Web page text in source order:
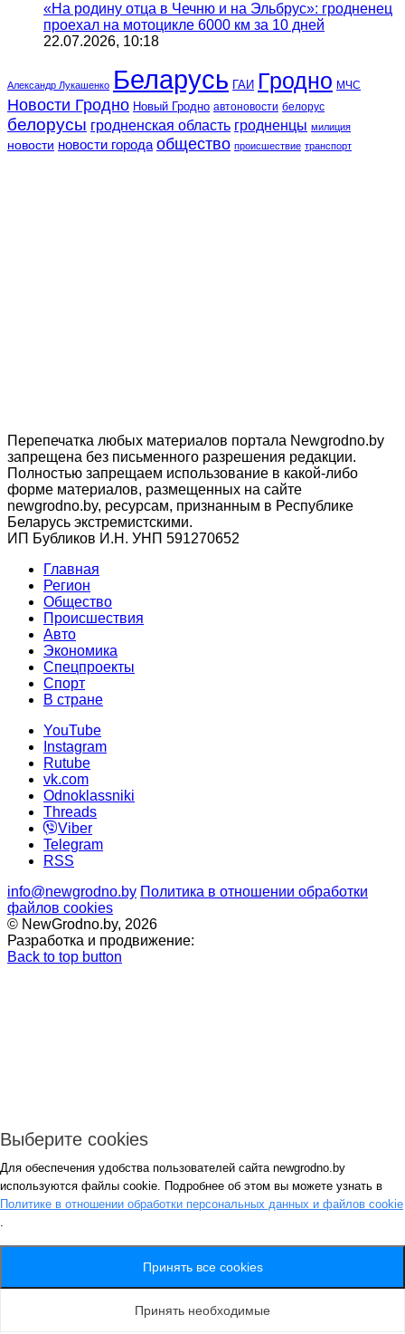
«На родину отца в Чечню и на Эльбрус»: гродненец
проехал на мотоцикле 6000 км за 10 дней
22.07.2026, 10:18
Александр Лукашенко Беларусь ГАИ Гродно МЧС
Новости Гродно Новый Гродно автоновости белорус
белорусы гродненская область гродненцы милиция
новости новости города общество происшествие транспорт
Перепечатка любых материалов портала Newgrodno.by
запрещена без письменного разрешения редакции.
Полностью запрещаем использование в какой-либо
форме материалов, размещенных на сайте
newgrodno.by, ресурсам, признанным в Республике
Беларусь экстремистскими.
ИП Бубликов И.Н. УНП 591270652
Главная
Регион
Общество
Происшествия
Авто
Экономика
Спецпроекты
Cпорт
В стране
YouTube
Instagram
Rutube
vk.com
Odnoklassniki
Threads
Viber
Telegram
RSS
info@newgrodno.by Политика в отношении обработки
файлов cookies
© NewGrodno.by, 2026
Разработка и продвижение:
Back to top button
Авторизация
*
Запомнить
Потеряли пароль ?
Генерация пароля
Выберите cookies
Для обеспечения удобства пользователей сайта newgrodno.by
используются файлы cookie. Подробнее об этом вы можете узнать в
Политике в отношении обработки персональных данных и файлов cookie
.
Принять все cookies
Принять необходимые